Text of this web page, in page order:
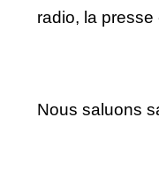
radio, la
Nous saluons